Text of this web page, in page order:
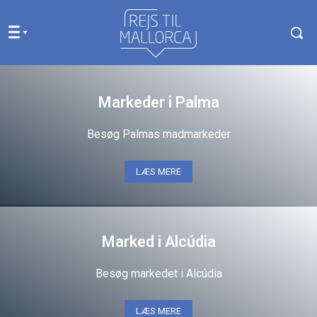
Markeder i Palma
Besøg Palmas madmarkeder
LÆS MERE
Marked i Alcúdia
Besøg markedet i Alcúdia
LÆS MERE